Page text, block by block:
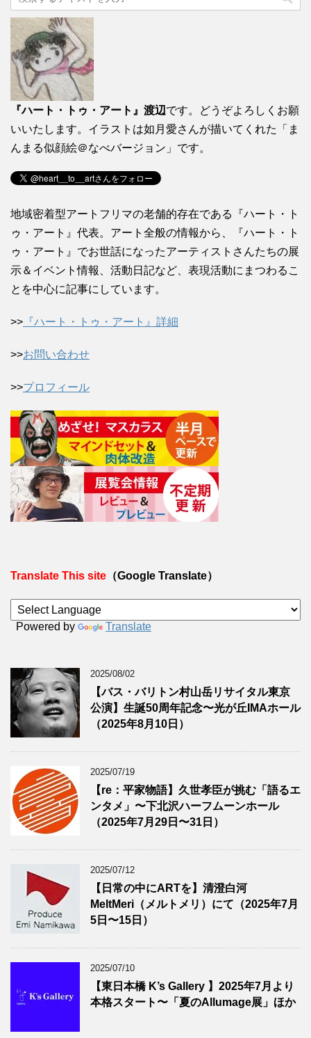
『ハート・トゥ・アート』渡辺です。どうぞよろしくお願
いいたします。イラストは如月愛さんが描いてくれた「ま
んまる似顔絵＠なべバージョン」です。
地域密着型アートフリマの老舗的存在である『ハート・ト
ゥ・アート』代表。アート全般の情報から、『ハート・ト
ゥ・アート』でお世話になったアーティストさんたちの展
示＆イベント情報、活動日記など、表現活動にまつわるこ
とを中心に記事にしています。
>> 『ハート・トゥ・アート』詳細
>>お問い合わせ
>>プロフィール
Translate This site （Google Translate）
Powered by Translate
2025/08/02
【バス・バリトン村山岳リサイタル東京
公演】生誕50周年記念〜光が丘IMAホール
（2025年8月10日）
2025/07/19
【re：平家物語】久世孝臣が挑む「語るエ
ンタメ」〜下北沢ハーフムーンホール
（2025年7月29日〜31日）
2025/07/12
【日常の中にARTを】清澄白河
MeltMeri（メルトメリ）にて（2025年7月
5日〜15日）
2025/07/10
【東日本橋 K’s Gallery 】2025年7月より
本格スタート〜「夏のAllumage展」ほか